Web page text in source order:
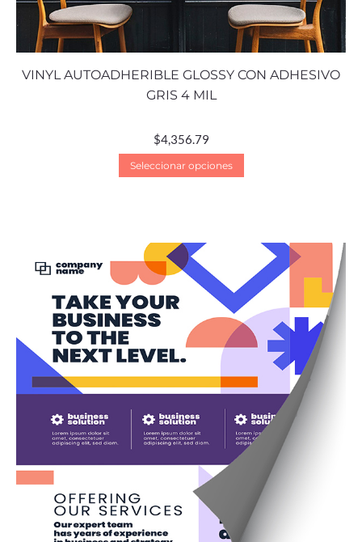
VINYL AUTOADHERIBLE GLOSSY CON ADHESIVO
GRIS 4 MIL
$4,356.79
Seleccionar opciones